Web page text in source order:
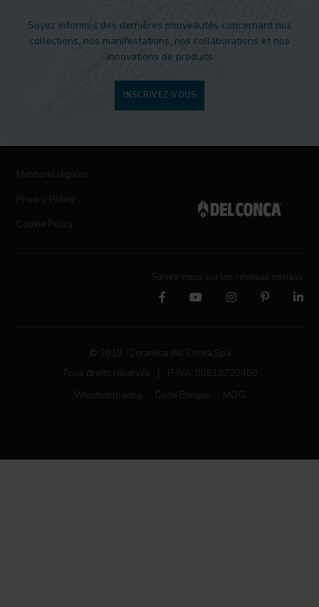
Soyez informés des dernières nouveautés concernant nos
collections, nos manifestations, nos collaborations et nos
innovations de produits
INSCRIVEZ-VOUS
Mentions légales
Privacy Policy
Cookie Policy
Suivez-nous sur les réseaux sociaux
© 2019 Ceramica del Conca Spa
Tous droits réservés
P. IVA 00819720400
Whistleblowing
Code Ethique MOG